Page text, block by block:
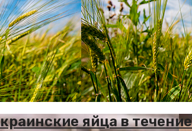
яйца в